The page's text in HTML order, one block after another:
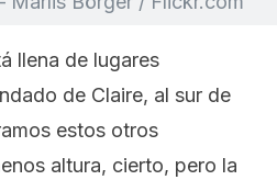
llena de lugares
de Claire, al sur de
estos otros
altura, cierto, pero la